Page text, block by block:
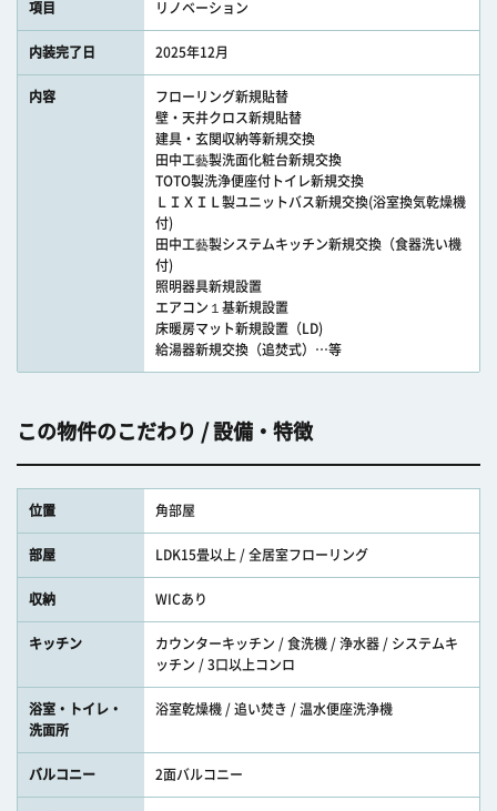
項目 リノベーション
内装完了日 2025年12月
内容
フローリング新規貼替
壁・天井クロス新規貼替
建具・玄関収納等新規交換
田中工藝製洗面化粧台新規交換
TOTO製洗浄便座付トイレ新規交換
ＬＩＸＩＬ製ユニットバス新規交換(浴室換気乾燥機
付)
田中工藝製システムキッチン新規交換（食器洗い機
付)
照明器具新規設置
エアコン１基新規設置
床暖房マット新規設置（LD)
給湯器新規交換（追焚式）…等
この物件のこだわり / 設備・特徴
位置 角部屋
部屋 LDK15畳以上 / 全居室フローリング
収納 WICあり
キッチン
カウンターキッチン / 食洗機 / 浄水器 / システムキ
ッチン / 3口以上コンロ
浴室・トイレ・
洗面所
浴室乾燥機 / 追い焚き / 温水便座洗浄機
バルコニー 2面バルコニー